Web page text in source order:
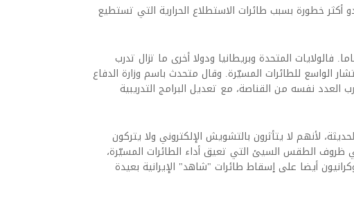
أكثر خطورة بسبب طائرات الاستطلاع الحرارية التي تستطيع
فالولايات المتحدة وبريطانيا ودولا أخرى ما تزال تدرب
الواسع للطائرات المسيّرة. وقال متحدث باسم وزارة الدفاع
العدد نفسه من القناصة، مع تعديل البرامج التدريبية
لأنهم لا يتأثرون بالتشويش الإلكتروني ولا يتركون
الطقس السيئ التي تعيق أداء الطائرات المسيّرة،
أيضا على إسقاط طائرات "شاهد" الإيرانية بعيدة